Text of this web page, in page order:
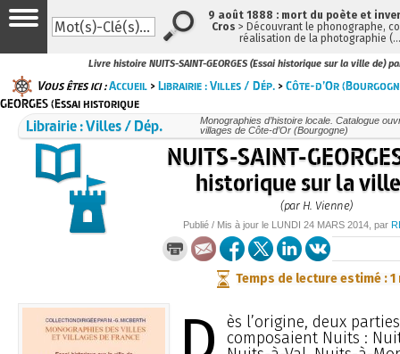
Livre histoire NUITS-SAINT-GEORGES (Essai historique sur la ville de)
Vous êtes ici :Accueil >Librairie : Villes / Dép. >Côte-d’Or
GEORGES (Essai historique
Librairie : Villes / Dép.
Monographies d’histoire locale. Catalogue
villages de Côte-d’Or (Bourgogne)
NUITS-SAINT-
historique sur la
(par H. Vienne)
Publié / Mis à jour le LUNDI 24 MARS 2014 , par
Temps de lecture estimé : 1
ès l’origine, deux
composaient Nuits :
9 août 1888 : mort du poète et
Cros > Découvrant le phonographe,
réalisation de la photographie